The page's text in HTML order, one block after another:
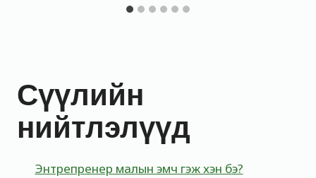
Сүүлийн
нийтлэлүүд
Энтрепренер малын эмч гэж хэн бэ?